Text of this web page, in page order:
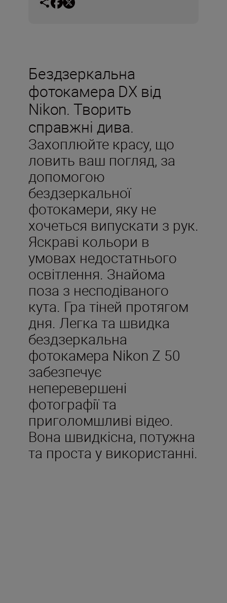
Бездзеркальна
фотокамера DX від
Nikon. Творить
справжні дива.
Захоплюйте красу, що
ловить ваш погляд, за
допомогою
бездзеркальної
фотокамери, яку не
хочеться випускати з рук.
Яскраві кольори в
умовах недостатнього
освітлення. Знайома
поза з несподіваного
кута. Гра тіней протягом
дня. Легка та швидка
бездзеркальна
фотокамера Nikon Z 50
забезпечує
неперевершені
фотографії та
приголомшливі відео.
Вона швидкісна, потужна
та проста у використанні.